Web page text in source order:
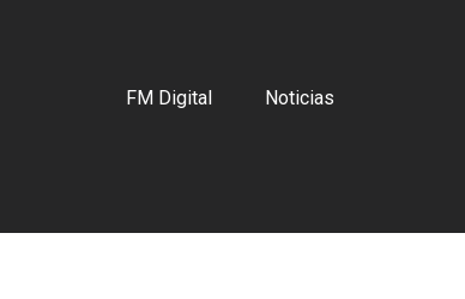
FM Digital Noticias